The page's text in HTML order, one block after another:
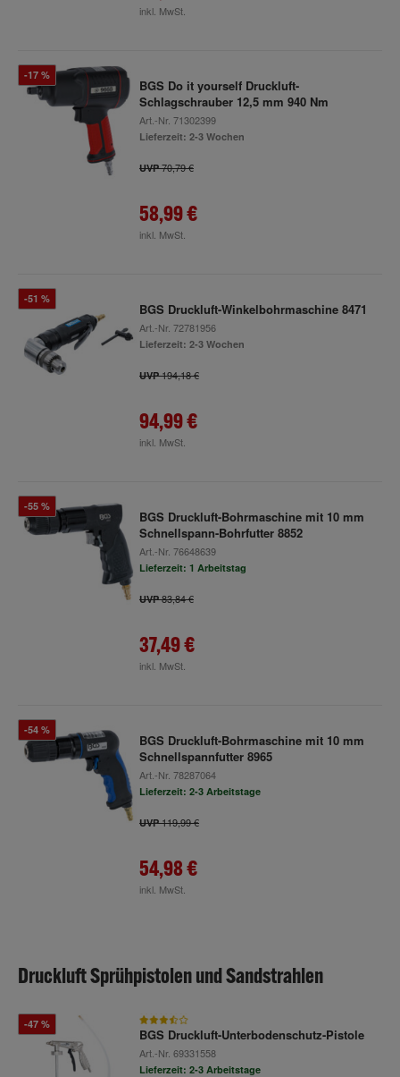
inkl. MwSt.
-17 %
BGS Do it yourself Druckluft-
Schlagschrauber 12,5 mm 940 Nm
Art.-Nr. 71302399
Lieferzeit: 2-3 Wochen
UVP70,79 €
58,99 €
inkl. MwSt.
-51 %
BGS Druckluft-Winkelbohrmaschine 8471
Art.-Nr. 72781956
Lieferzeit: 2-3 Wochen
UVP194,18 €
94,99 €
inkl. MwSt.
-55 %
BGS Druckluft-Bohrmaschine mit 10 mm
Schnellspann-Bohrfutter 8852
Art.-Nr. 76648639
Lieferzeit: 1 Arbeitstag
UVP83,84 €
37,49 €
inkl. MwSt.
-54 %
BGS Druckluft-Bohrmaschine mit 10 mm
Schnellspannfutter 8965
Art.-Nr. 78287064
Lieferzeit: 2-3 Arbeitstage
UVP119,99 €
54,98 €
inkl. MwSt.
Druckluft Sprühpistolen und Sandstrahlen
-47 %
BGS Druckluft-Unterbodenschutz-Pistole
Art.-Nr. 69331558
Lieferzeit: 2-3 Arbeitstage